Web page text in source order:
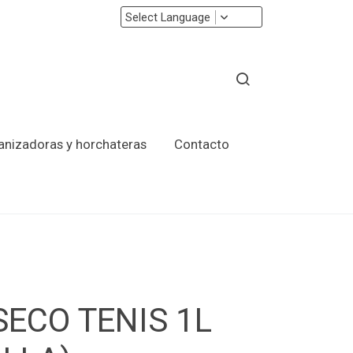
Select Language
y horchateras Contacto
TENIS 1L